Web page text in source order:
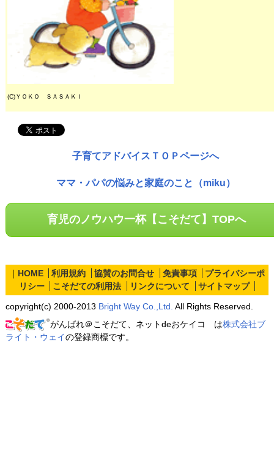
(C)ＹＯＫＯ ＳＡＳＡＫＩ
子育てアドバイスＴＯＰページへ
ママ・パパの悩みと家庭のこと（miku）
育児のノウハウ一杯【こそだて】TOPへ
｜ HOME 利用規約 協賛のお問合せ 免責事項
プライバシーポ
リシー
こそだての利用法 リンクについて サイトマップ
copyright(c) 2000-2013 Bright Way Co.,Ltd. All Rights Reserved.
がんばれ＠こそだて、ネットdeおケイコ は株式会社ブ
ライト・ウェイの登録商標です。